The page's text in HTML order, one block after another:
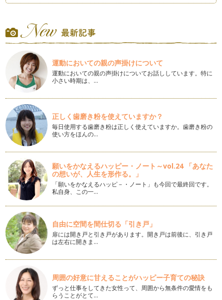
そ…
数字に強い子どもを育てましょう
「謹賀新年」 ２０１３年が始まりましたね。みなさま、どん
な新…
クリスマスの楽しみ方～アドベントカレンダー～
クリスマスが近づいてきましたね。街のクリスマスツリーの飾
りつけや、流れてくる音楽を聞くだけ…
お子様の習い事、何をなさっていますか（後編）
さて、前回、「お子様の習い事、なにをなさっていますか？」
（前編）では、習い事の第１位～３位…
お子様の習い事、何をなさっていますか？（前編）
みなさんのお子様は、どんな習い事をされていますか？ ハッ
ピー…
算数の「図形」に強い子の作り方
「計算」だけが出来ても、「算数」が出来る子どもになるとは
限りません。「算数」が出来るには、…
中学受験を考えているご家庭へ
昨今は、いじめなど、公教育に対する不安や、わが子に出来る
だけいい教育を・・・とお考えになる…
暮らしの中で身につける「さんすう」
さて、私の提唱している、「暮らしの中で身につけるさんす
う」の中で、今日お話しするのは、「割…
運動においての親の声掛けについて
運動においての親の声掛けについてお話ししています。特に
小さい時期は、…
正しく歯磨き粉を使えていますか？
毎日使用する歯磨き粉は正しく使えていますか。歯磨き粉の
使い方をほんの…
願いをかなえるハッピー・ノート～vol.24 「あなた
の想いが、人生を形作る。」
「願いをかなえるハッピ－・ノート」も今回で最終回です。
私自身、この一…
自由に空間を間仕切る「引き戸」
扉には開き戸と引き戸があります。開き戸は前後に、引き戸
は左右に開きま…
周囲の好意に甘えることがハッピー子育ての秘訣
ずっと仕事をしてきた女性って、周囲から無条件の愛情をも
らうことがとて…